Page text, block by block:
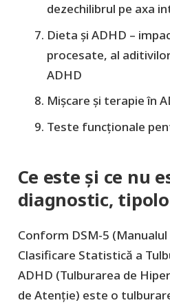
dezechilibrul pe axa
Dieta și ADHD –
procesate, al
ADHD
Mișcare și terapie în
Teste funcționale
Ce este și ce nu
diagnostic,
Conform DSM-5
Clasificare Statistică a
ADHD (Tulburarea de
de Atenție) este o